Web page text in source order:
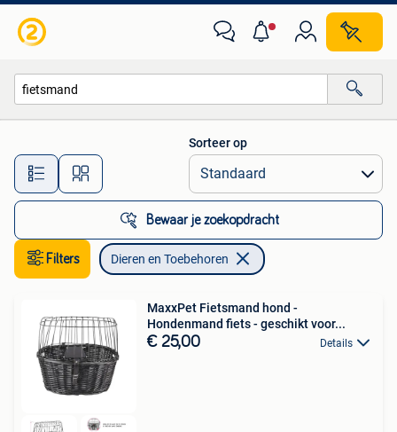
Alle afstanden…
Sorteer op
Bewaar je zoekopdracht
Filters Dieren en Toebehoren
MaxxPet Fietsmand hond -
Hondenmand fiets - geschikt voor...
€ 25,00 Details